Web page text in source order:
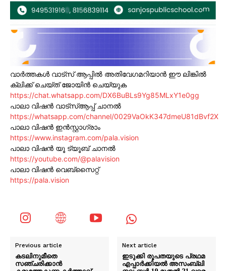
വാർത്തകൾ വാട്സ് ആപ്പിൽ അതിവേഗമറിയാൻ ഈ ലിങ്കിൽ
ക്ലിക്ക് ചെയ്ത് ജോയിൻ ചെയ്യുക
https://chat.whatsapp.com/DX6BuBLs9Yg85MLxY1e0gg
പാലാ വിഷൻ വാട്സ്ആപ്പ് ചാനൽ
https://whatsapp.com/channel/0029VaOkK347dmeU81dBvf2X
പാലാ വിഷൻ ഇൻസ്റ്റാഗ്രാം
https://www.instagram.com/pala.vision
പാലാ വിഷൻ യൂ ട്യൂബ് ചാനൽ
https://youtube.com/@palavision
പാലാ വിഷൻ വെബ്സൈറ്റ്
https://pala.vision
Previous article
കടലിനുമീതെ
സഞ്ചരിക്കാൻ
Next article
ഇടുക്കി രൂപതയുടെ പ്രഥമ
എപ്പാർക്കിയൽ അസംബ്ലി